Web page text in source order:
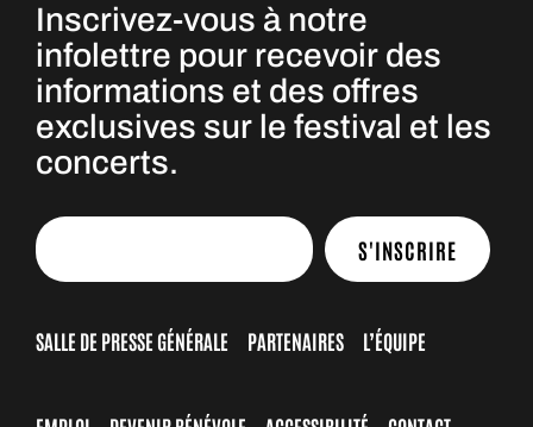
Inscrivez-vous à notre
infolettre pour recevoir des
informations et des offres
exclusives sur le festival et les
concerts.
S'INSCRIRE
SALLE DE PRESSE GÉNÉRALE PARTENAIRES L’ÉQUIPE